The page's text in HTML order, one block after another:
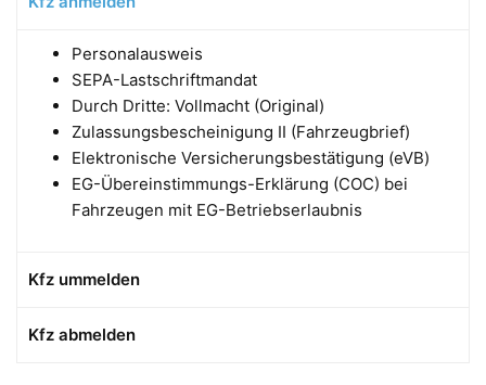
Personalausweis
SEPA-Lastschriftmandat
Durch Dritte: Vollmacht (Original)
Zulassungsbescheinigung II (Fahrzeugbrief)
Elektronische Versicherungsbestätigung (eVB)
EG-Übereinstimmungs-Erklärung (COC) bei
Fahrzeugen mit EG-Betriebserlaubnis
Kfz ummelden
Kfz abmelden